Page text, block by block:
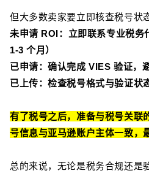
但大多数卖家要立即核查税号状
未申请 ROI：立即联系专业税务
1-3 个月）
已申请：确认完成 VIES 验证，
已上传：检查税号格式与验证状
有了税号之后，准备与税号关联
号信息与亚马逊账户主体一致，
总的来说，无论是税务合规还是